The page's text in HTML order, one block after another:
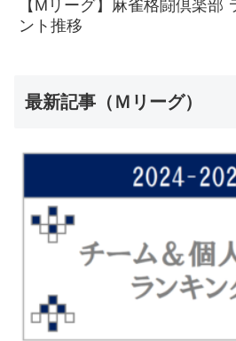
【Mリーグ】麻雀格闘倶楽部
ント推移
最新記事（Ｍリーグ）